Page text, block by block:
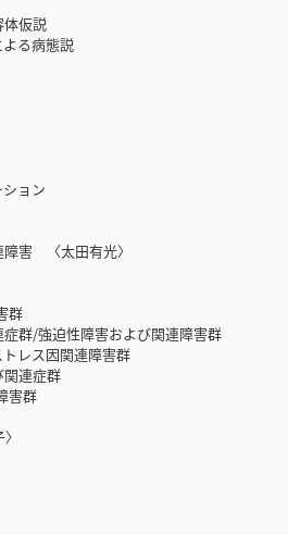
仮説
病態説
ョン
害 〈太田有光〉
群
/強迫性障害および関連障害群
ス因関連障害群
連症群
群